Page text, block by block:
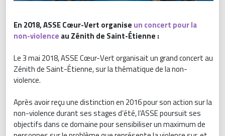
En 2018, ASSE Cœur-Vert organise un concert pour la
non-violence au Zénith de Saint-Étienne :
Le 3 mai 2018, ASSE Cœur-Vert organisait un grand concert au
Zénith de Saint-Étienne, sur la thématique de la non-
violence.
Après avoir reçu une distinction en 2016 pour son action sur la
non-violence durant ses stages d’été, l’ASSE poursuit ses
objectifs dans ce domaine pour sensibiliser un maximum de